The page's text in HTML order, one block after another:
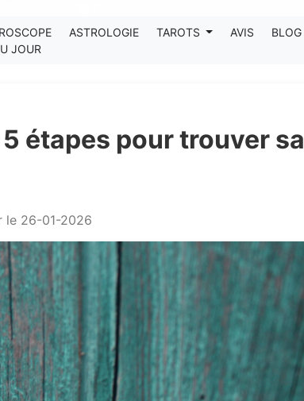
JOUR
ASTROLOGIE TAROTS AVIS BLOG
étapes pour trouver sa
le 26-01-2026